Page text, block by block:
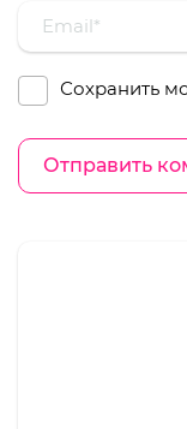
Сохранить